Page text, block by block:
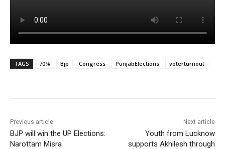
TAGS 70% Bjp Congress PunjabElections voterturnout
Previous article
BJP will win the UP Elections:
Narottam Misra
Next article
Youth from Lucknow
supports Akhilesh through